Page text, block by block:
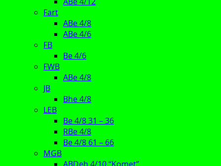
Fart
ABe 4/8
ABe 4/6
FB
Be 4/6
FWB
ABe 4/8
JB
Bhe 4/8
LEB
Be 4/8 31 – 36
RBe 4/8
Be 4/8 61 – 66
MGB